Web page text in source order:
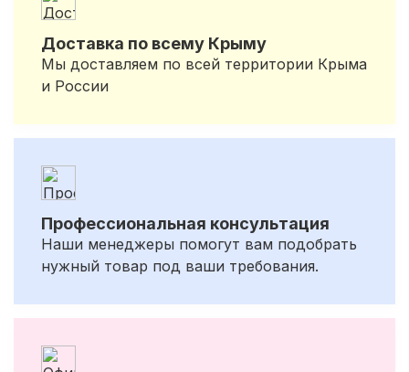
Доставка по всему Крыму
Мы доставляем по всей территории Крыма
и России
Профессиональная консультация
Наши менеджеры помогут вам подобрать
нужный товар под ваши требования.